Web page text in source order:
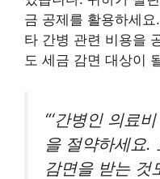
금 공제를 활용하세
타 간병 관련 비용을
도 세금 감면 대상이
“‘간병인 의료
을 절약하세요.
감면을 받는 것